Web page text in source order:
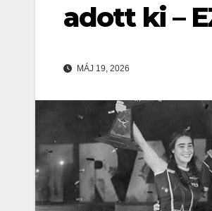
adott ki –
MÁJ 19, 2026